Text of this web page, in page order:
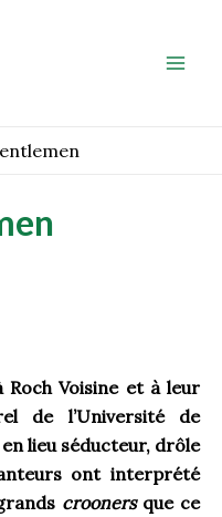
Roch Voisine et à leur
de l’Université de
lieu séducteur, drôle
ont interprété
croonersque ce